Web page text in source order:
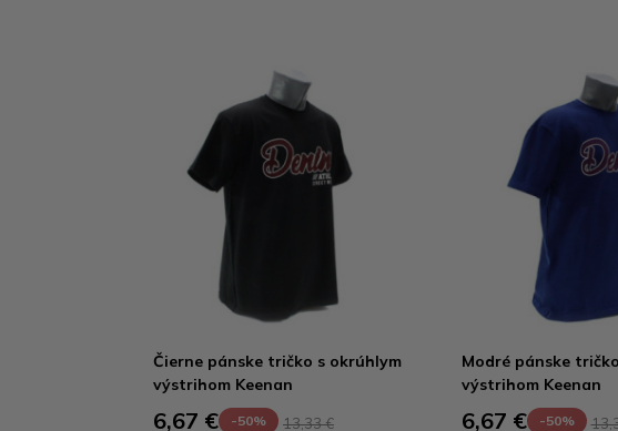
Čierne pánske tričko s okrúhlym
výstrihom Keenan
6,67 € -50% 13,33 €
Modré pánske
výstrihom Keenan
6,67 € -50%